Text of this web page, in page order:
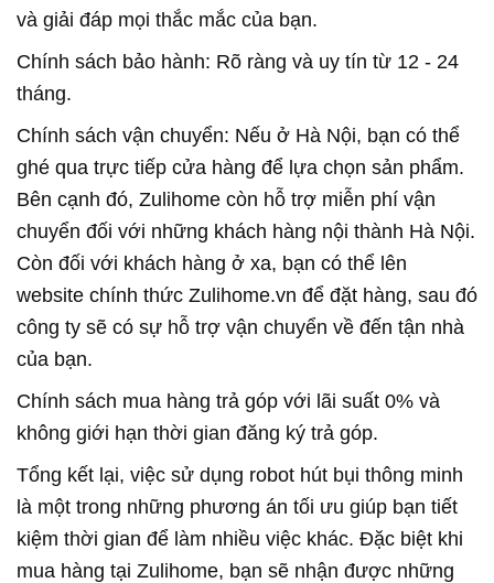
và giải đáp mọi thắc mắc của bạn.
Chính sách bảo hành: Rõ ràng và uy tín từ 12 - 24
tháng.
Chính sách vận chuyển: Nếu ở Hà Nội, bạn có thể
ghé qua trực tiếp cửa hàng để lựa chọn sản phẩm.
Bên cạnh đó, Zulihome còn hỗ trợ miễn phí vận
chuyển đối với những khách hàng nội thành Hà Nội.
Còn đối với khách hàng ở xa, bạn có thể lên
website chính thức Zulihome.vn để đặt hàng, sau đó
công ty sẽ có sự hỗ trợ vận chuyển về đến tận nhà
của bạn.
Chính sách mua hàng trả góp với lãi suất 0% và
không giới hạn thời gian đăng ký trả góp.
Tổng kết lại, việc sử dụng robot hút bụi thông minh
là một trong những phương án tối ưu giúp bạn tiết
kiệm thời gian để làm nhiều việc khác. Đặc biệt khi
mua hàng tại Zulihome, bạn sẽ nhận được những